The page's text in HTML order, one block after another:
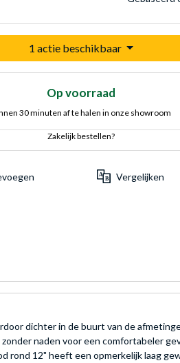
1 actie beschikbaar
Op voorraad
30 minuten af te halen in onze showroom
Zakelijk bestellen?
Vergelijken
dichter in de buurt van de
naden voor een comfortabeler
rond 12" heeft een opmerkelijk laag